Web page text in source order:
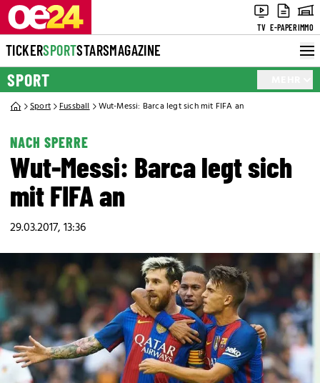
TV E-PAPERIMMO
TICKERSPORTSTARSMAGAZINE
SPORT
Sport Fussball Wut-Messi: Barca legt sich mit FIFA an
NACH SPERRE
Wut-Messi: Barca legt sich
mit FIFA an
29.03.2017, 13:36